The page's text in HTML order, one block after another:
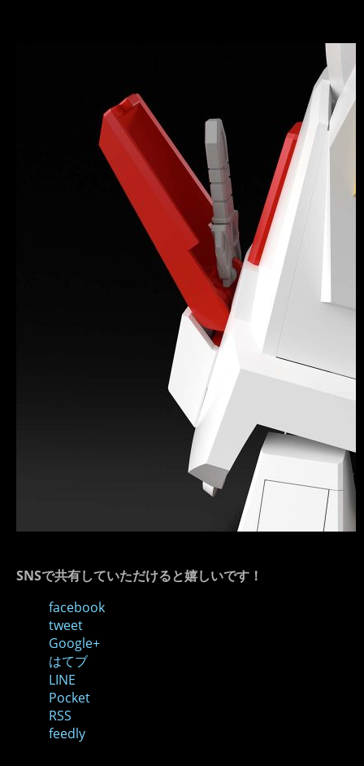
SNSで共有していただけると嬉しいです！
facebook
tweet
Google+
はてブ
LINE
Pocket
RSS
feedly